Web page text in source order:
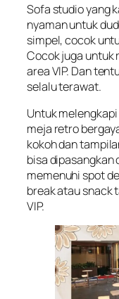
Sofa studio yang
nyaman untuk
simpel, cocok
Cocok juga untuk
area VIP. Dan
selalu terawat.
Untuk
meja retro
kokoh dan
bisa dipasangkan
memenuhi spot
break atau snack
VIP.